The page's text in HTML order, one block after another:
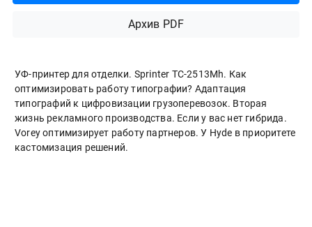
Архив PDF
УФ-принтер для отделки. Sprinter ТС-2513Mh. Как
оптимизировать работу типографии? Адаптация
типографий к цифровизации грузоперевозок. Вторая
жизнь рекламного производства. Если у вас нет гибрида.
Vorey оптимизирует работу партнеров. У Hyde в приоритете
кастомизация решений.